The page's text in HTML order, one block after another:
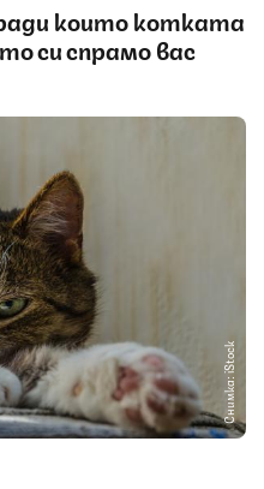
които котката
си спрамо вас
Снимка: iStock